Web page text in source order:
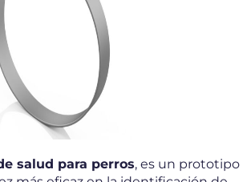
salud para perros, es un prototipo